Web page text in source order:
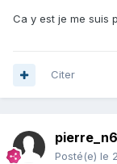
Ca y est je me suis
Citer
Posté(e) le